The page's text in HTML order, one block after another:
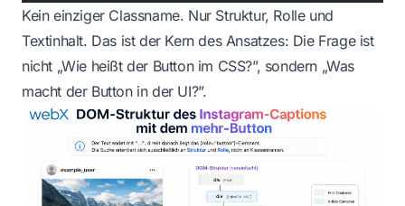
Kein einziger Classname. Nur Struktur, Rolle und
Textinhalt. Das ist der Kern des Ansatzes: Die Frage ist
nicht „Wie heißt der Button im CSS?”, sondern „Was
macht der Button in der UI?”.